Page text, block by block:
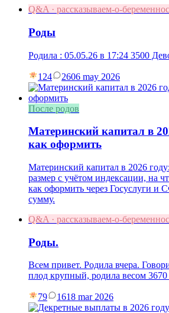
Q&A · рассказываем-о-
Роды
Родила : 05.05.26 в 17:24 3500
124 2606 may 2026
После родов
Материнский капитал в
как оформить
Материнский капитал в 2026
размер с учётом индексации, на
как оформить через Госуслуги и
сумму.
Q&A · рассказываем-о-
Роды.
Всем привет. Родила вчера.
плод крупный, родила весом
79 1618 mar 2026